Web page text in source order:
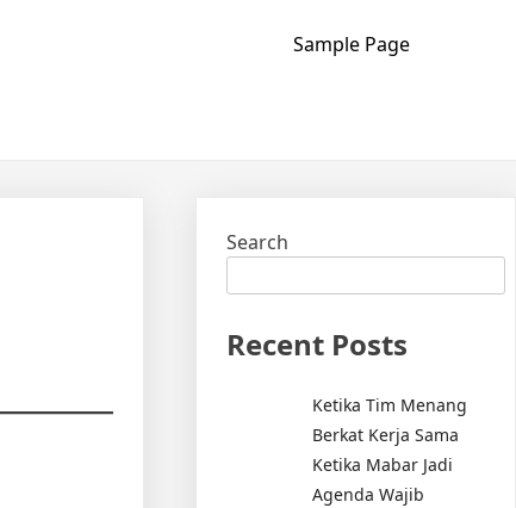
Sample Page
Search
Recent Posts
Ketika Tim Menang
Berkat Kerja Sama
Ketika Mabar Jadi
Agenda Wajib